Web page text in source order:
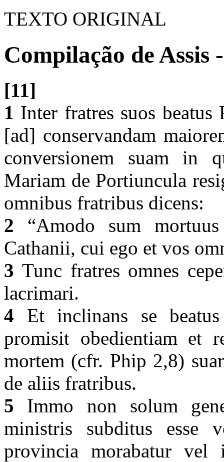
TEXTO ORIGINAL
Compilação de Assis
[11]
1 Inter fratres suos
[ad] conservandam
conversionem suam in
Mariam de Portiuncula
omnibus fratribus dicens:
2 “Amodo sum
Cathanii, cui ego et vos
3 Tunc fratres omnes
lacrimari.
4 Et inclinans se
promisit obedientiam et
mortem (cfr. Phip 2,8)
de aliis fratribus.
5 Immo non solum
ministris subditus esse
provincia morabatur vel